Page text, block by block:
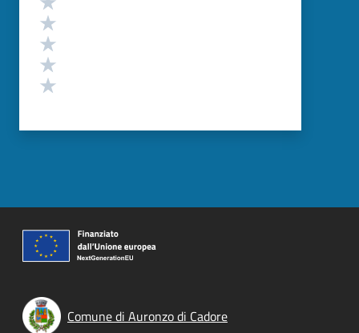
Comune di Auronzo di Cadore